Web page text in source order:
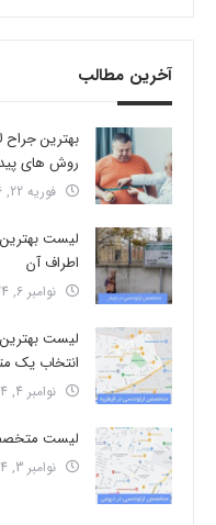
آخرین مطالب
روش های
فوریه 22, 2026
لیست
اطراف آن
نوامبر 6, 2024
لیست
انتخاب یک
نوامبر 4, 2024
لیست
نوامبر 3, 2024